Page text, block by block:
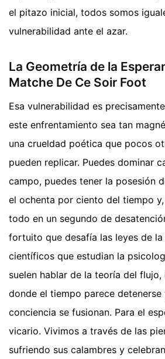
el pitazo inicial, todos somos
vulnerabilidad ante el azar.
La Geometría de la
Matche De Ce Soir Foot
Esa vulnerabilidad es
este enfrentamiento sea tan
una crueldad poética que pocos
pueden replicar. Puedes dominar
campo, puedes tener la posesión
el ochenta por ciento del tiempo
todo en un segundo de
fortuito que desafía las leyes de
científicos que estudian la
suelen hablar de la teoría del flujo,
donde el tiempo parece
conciencia se fusionan. Para el
vicario. Vivimos a través de las
sufriendo sus calambres y